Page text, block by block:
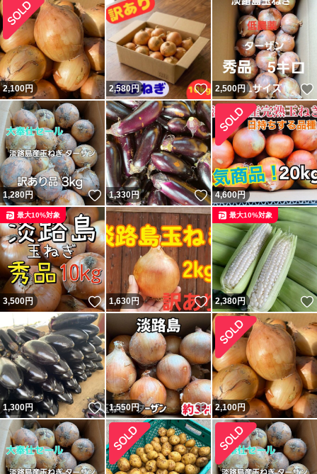
2,100円 2,580円 いいね！
2,500円
1,280円 いいね！
1,330円 いいね！
4,600円
3,500円 いいね！
最大10%対象
1,630円 いいね！
2,380円
最大10%対象
1,300円 いいね！
1,550円 いいね！
2,100円